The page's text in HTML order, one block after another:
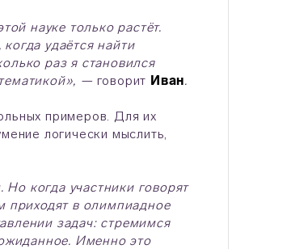
науке только растёт.
удаётся найти
раз я становился
— говорит Иван.
примеров. Для их
логически мыслить,
когда участники говорят
приходят в олимпиадное
задач: стремимся
Именно это